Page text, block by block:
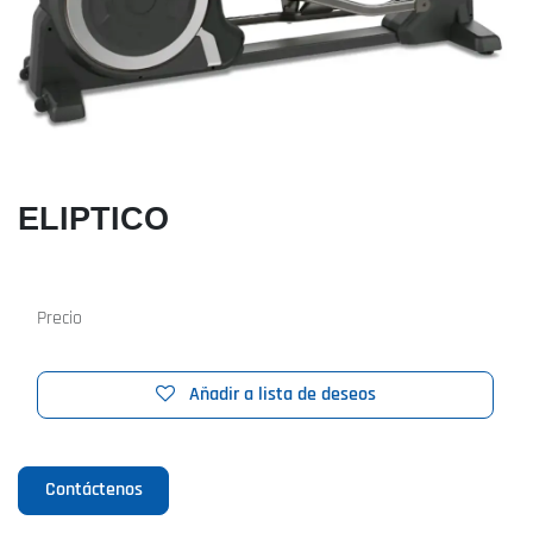
ELIPTICO
Añadir a lista de deseos
Precio
Contáctenos